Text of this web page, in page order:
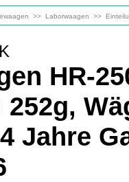
>> Laborwaagen >>
HR-
Jahre